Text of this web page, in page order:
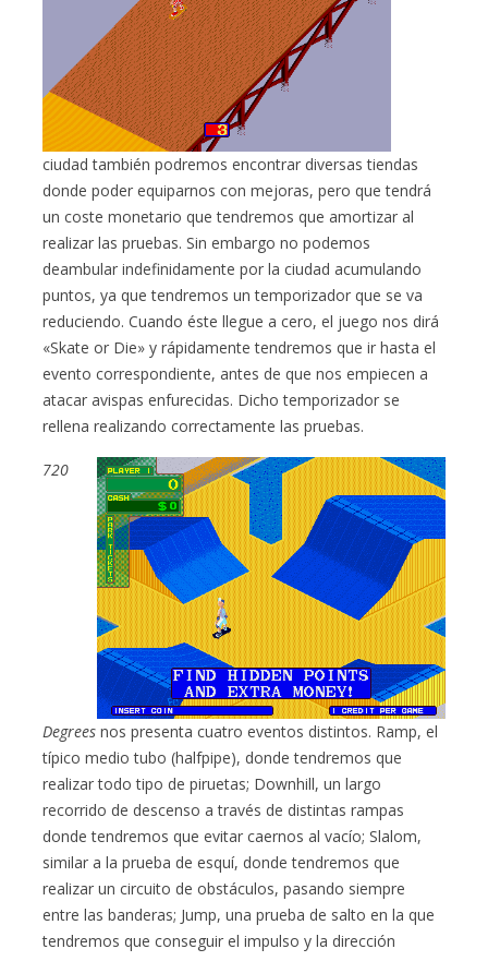
ciudad también podremos encontrar diversas tiendas
donde poder equiparnos con mejoras, pero que tendrá
un coste monetario que tendremos que amortizar al
realizar las pruebas. Sin embargo no podemos
deambular indefinidamente por la ciudad acumulando
puntos, ya que tendremos un temporizador que se va
reduciendo. Cuando éste llegue a cero, el juego nos dirá
«Skate or Die» y rápidamente tendremos que ir hasta el
evento correspondiente, antes de que nos empiecen a
atacar avispas enfurecidas. Dicho temporizador se
rellena realizando correctamente las pruebas.
720
Degrees nos presenta cuatro eventos distintos. Ramp, el
típico medio tubo (halfpipe), donde tendremos que
realizar todo tipo de piruetas; Downhill, un largo
recorrido de descenso a través de distintas rampas
donde tendremos que evitar caernos al vacío; Slalom,
similar a la prueba de esquí, donde tendremos que
realizar un circuito de obstáculos, pasando siempre
entre las banderas; Jump, una prueba de salto en la que
tendremos que conseguir el impulso y la dirección